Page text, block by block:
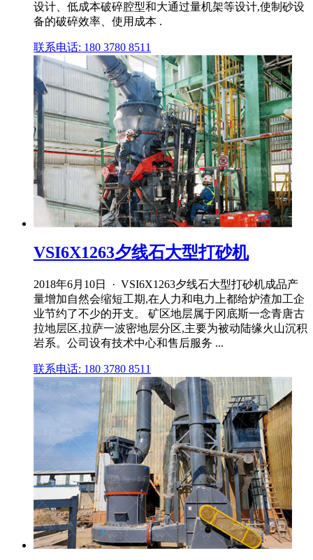
设计、低成本破碎腔型和大通过量机架等设计,使制砂设
备的破碎效率、使用成本 .
联系电话: 180 3780 8511
VSI6X1263夕线石大型打砂机
2018年6月10日 · VSI6X1263夕线石大型打砂机成品产
量增加自然会缩短工期,在人力和电力上都给炉渣加工企
业节约了不少的开支。 矿区地层属于冈底斯一念青唐古
拉地层区,拉萨一波密地层分区,主要为被动陆缘火山沉积
岩系。公司设有技术中心和售后服务 ...
联系电话: 180 3780 8511